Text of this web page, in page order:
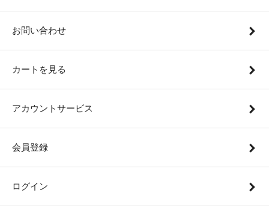
お問い合わせ
カートを見る
アカウントサービス
会員登録
ログイン